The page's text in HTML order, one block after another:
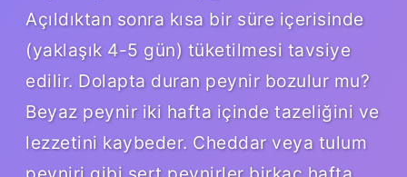
Açıldıktan sonra kısa bir süre içerisinde
(yaklaşık 4-5 gün) tüketilmesi tavsiye
edilir. Dolapta duran peynir bozulur mu?
Beyaz peynir iki hafta içinde tazeliğini ve
lezzetini kaybeder. Cheddar veya tulum